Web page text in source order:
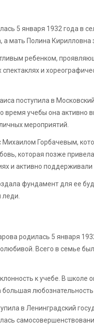
5 января 1932 года в
а мать Полина
ребенком,
и
поступила в
время учебы она активно
мероприятий.
Михаилом Горбачевым,
которая позже
и активно
фундамент для ее
родилась 5 января
Всего в семье
к учебе. В школе
в Ленинградский